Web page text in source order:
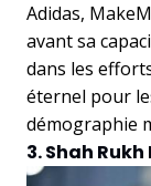
Adidas,
avant sa
dans les
éternel pour
démographie
3. Shah Rukh